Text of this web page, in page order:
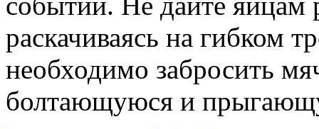
раскачиваясь на гибком
необходимо забросить
болтающуюся и